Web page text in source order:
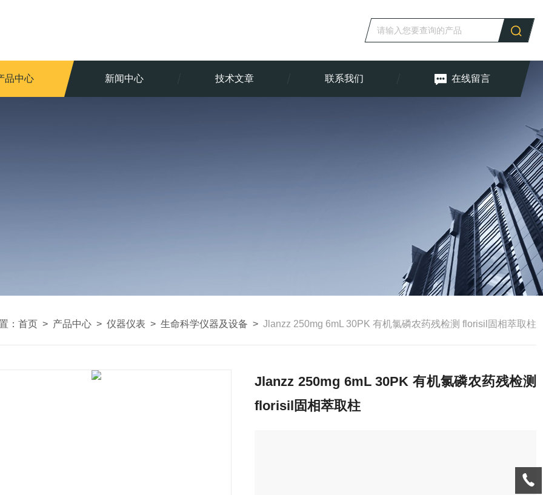
品中心 新闻中心 技术文章 联系我们 在线留言
： 首页 > 产品中心 > 仪器仪表 > 生命科学仪器及设备 > Jlanzz 250mg 6mL 30PK 有机氯磷农药残检测 florisil固相萃取柱
Jlanzz 250mg 6mL 30PK 有机氯磷农药残检测
florisil固相萃取柱